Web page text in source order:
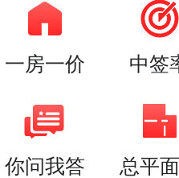
一房一价 中签
你问我答 总平